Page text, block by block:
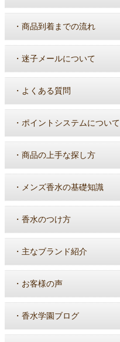
・ 商品到着までの流れ
・ 迷子メールについて
・ よくある質問
・ ポイントシステムについて
・ 商品の上手な探し方
・ メンズ香水の基礎知識
・ 香水のつけ方
・ 主なブランド紹介
・ お客様の声
・ 香水学園ブログ